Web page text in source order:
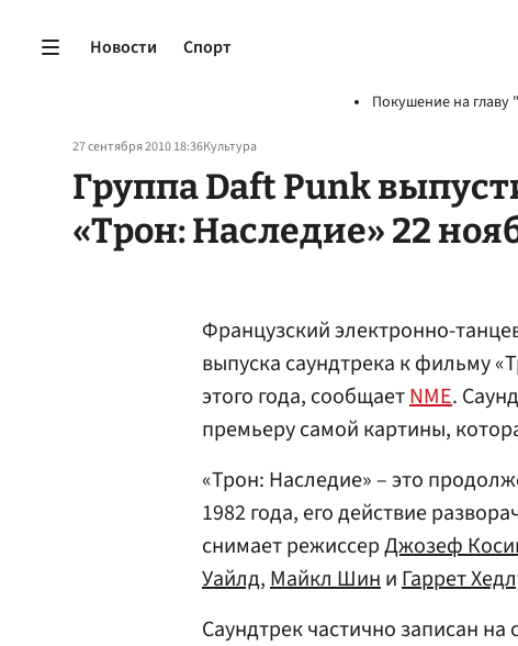
Новости Спорт
Покушение на главу
27 сентября 2010 18:36Культура
Группа Daft Punk
«Трон: Наследие» 22
Французский электронно-
выпуска саундтрека к фильму
этого года, сообщаетNME.
премьеру самой картины,
«Трон: Наследие» – это
1982 года, его действие
снимает режиссерДжозеф
Уайлд,Майкл ШиниГаррет
Саундтрек частично записан